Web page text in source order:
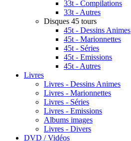
33t - Compilations
33t - Autres
Disques 45 tours
45t - Dessins Animes
45t - Marionnettes
45t - Séries
45t - Emissions
45t - Autres
Livres
Livres - Dessins Animes
Livres - Marionnettes
Livres - Séries
Livres - Emissions
Albums images
Livres - Divers
DVD / Vidéos